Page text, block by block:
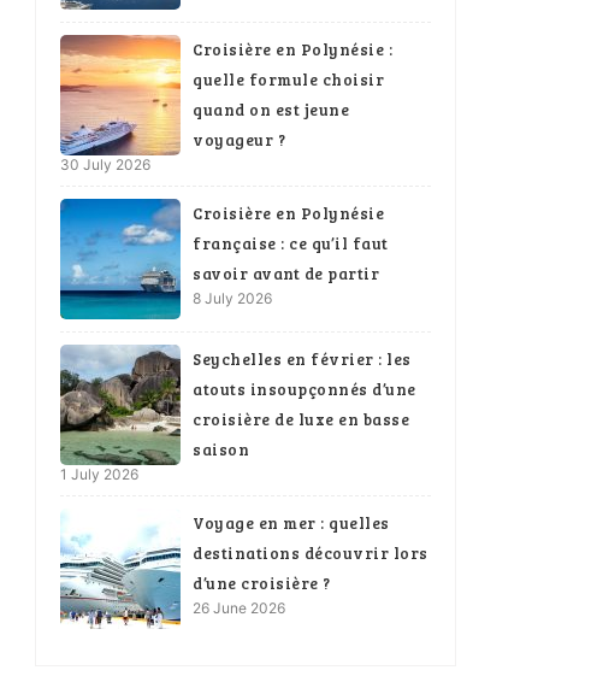
Croisière en Polynésie :
quelle formule choisir
quand on est jeune
voyageur ?
30 July 2026
Croisière en Polynésie
française : ce qu’il faut
savoir avant de partir
8 July 2026
Seychelles en février : les
atouts insoupçonnés d’une
croisière de luxe en basse
saison
1 July 2026
Voyage en mer : quelles
destinations découvrir lors
d’une croisière ?
26 June 2026